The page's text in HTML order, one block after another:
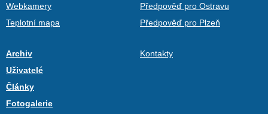
Webkamery
Teplotní mapa
Předpověď pro Ostravu
Předpověď pro Plzeň
Archiv
Uživatelé
Články
Fotogalerie
Kontakty